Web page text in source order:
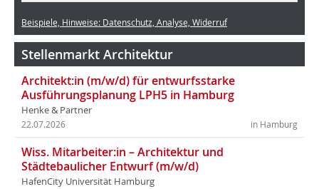
Beispiele, Hinweise: Datenschutz, Analyse, Widerruf
Stellenmarkt Architektur
Architekt:in (m/w/d) für entwurfsstarke
Ausführungsplanung LPH5 in Hamburg
Henke & Partner
in Hamburg
22.07.2026
Wiss. Mitarbeiter:in – Architektur und
Städtebaulicher Entwurf (m/w/d)
HafenCity Universität Hamburg